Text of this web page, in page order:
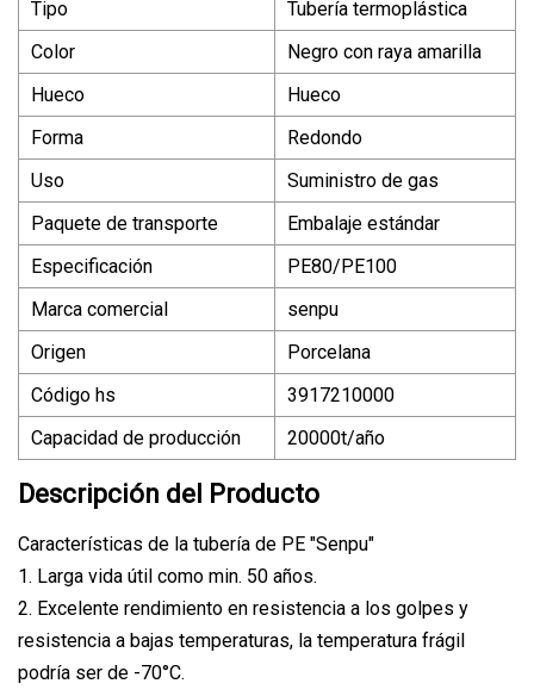
Tipo
Tubería termoplástica
Color
Negro con raya amarilla
Hueco
Hueco
Forma
Redondo
Uso
Suministro de gas
Paquete de transporte
Embalaje estándar
Especificación
PE80/PE100
Marca comercial
senpu
Origen
Porcelana
Código hs
3917210000
Capacidad de producción
20000t/año
Descripción del Producto
Características de la tubería de PE "Senpu"
1. Larga vida útil como min. 50 años.
2. Excelente rendimiento en resistencia a los golpes y
resistencia a bajas temperaturas, la temperatura frágil
podría ser de -70°C.